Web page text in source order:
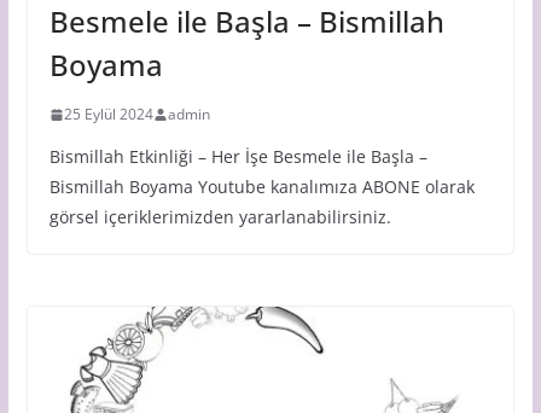
Besmele ile Başla – Bismillah
Boyama
25 Eylül 2024 admin
Bismillah Etkinliği – Her İşe Besmele ile Başla –
Bismillah Boyama Youtube kanalımıza ABONE olarak
görsel içeriklerimizden yararlanabilirsiniz.